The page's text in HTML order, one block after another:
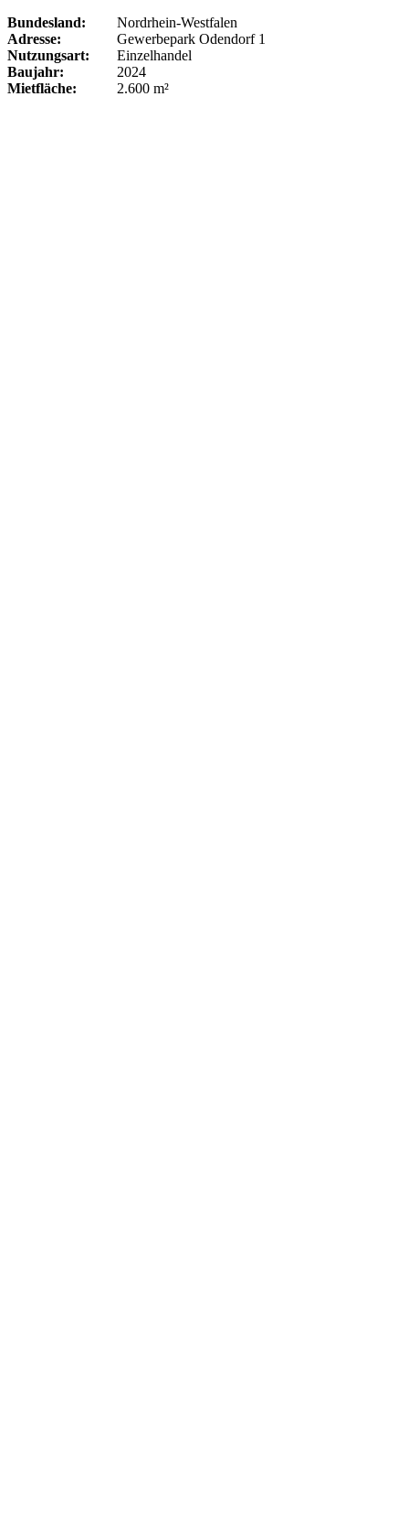
Bundesland:
Nordrhein-Westfalen
Adresse:
Gewerbepark Odendorf 1
Nutzungsart:
Einzelhandel
Baujahr:
2024
Mietfläche:
2.600 m²